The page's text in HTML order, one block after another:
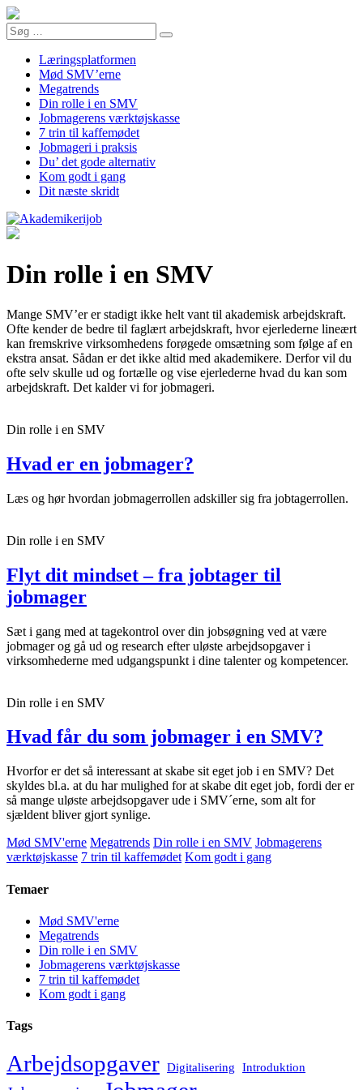
Læringsplatformen
Mød SMV’erne
Megatrends
Din rolle i en SMV
Jobmagerens værktøjskasse
7 trin til kaffemødet
Jobmageri i praksis
Du’ det gode alternativ
Kom godt i gang
Dit næste skridt
Din rolle i en SMV
Mange SMV’er er stadigt ikke helt vant til akademisk arbejdskraft.
Ofte kender de bedre til faglært arbejdskraft, hvor ejerlederne lineært
kan fremskrive virksomhedens forøgede omsætning som følge af en
ekstra ansat. Sådan er det ikke altid med akademikere. Derfor vil du
ofte selv skulle ud og fortælle og vise ejerlederne hvad du kan som
arbejdskraft. Det kalder vi for jobmageri.
Din rolle i en SMV
Hvad er en jobmager?
Læs og hør hvordan jobmagerrollen adskiller sig fra jobtagerrollen.
Din rolle i en SMV
Flyt dit mindset – fra jobtager til
jobmager
Sæt i gang med at tagekontrol over din jobsøgning ved at være
jobmager og gå ud og research efter uløste arbejdsopgaver i
virksomhederne med udgangspunkt i dine talenter og kompetencer.
Din rolle i en SMV
Hvad får du som jobmager i en SMV?
Hvorfor er det så interessant at skabe sit eget job i en SMV? Det
skyldes bl.a. at du har mulighed for at skabe dit eget job, fordi der er
så mange uløste arbejdsopgaver ude i SMV´erne, som alt for
sjældent bliver gjort synlige.
Mød SMV'erne Megatrends Din rolle i en SMV Jobmagerens
værktøjskasse 7 trin til kaffemødet Kom godt i gang
Temaer
Mød SMV'erne
Megatrends
Din rolle i en SMV
Jobmagerens værktøjskasse
7 trin til kaffemødet
Kom godt i gang
Tags
Arbejdsopgaver Digitalisering Introduktion